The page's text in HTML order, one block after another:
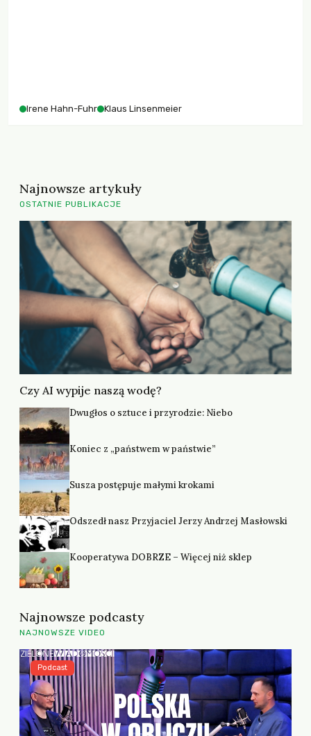
Irene Hahn-Fuhr Klaus Linsenmeier
Najnowsze artykuły
OSTATNIE PUBLIKACJE
Czy AI wypije naszą wodę?
Dwugłos o sztuce i przyrodzie: Niebo
Koniec z „państwem w państwie”
Susza postępuje małymi krokami
Odszedł nasz Przyjaciel Jerzy Andrzej Masłowski
Kooperatywa DOBRZE – Więcej niż sklep
Najnowsze podcasty
NAJNOWSZE VIDEO
Podcast